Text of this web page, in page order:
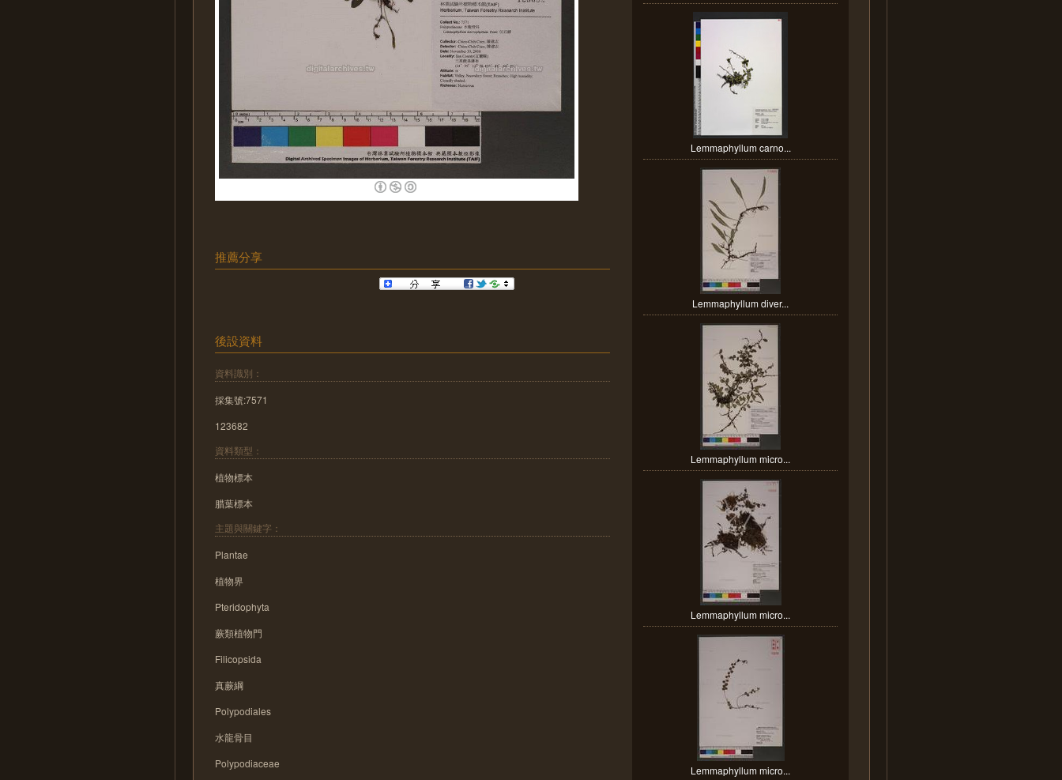
推薦分享
後設資料
資料識別：
採集號:7571
123682
資料類型：
植物標本
腊葉標本
主題與關鍵字：
Plantae
植物界
Pteridophyta
蕨類植物門
Filicopsida
真蕨綱
Polypodiales
水龍骨目
Polypodiaceae
Lemmaphyllum carno...
Lemmaphyllum diver...
Lemmaphyllum micro...
Lemmaphyllum micro...
Lemmaphyllum micro...